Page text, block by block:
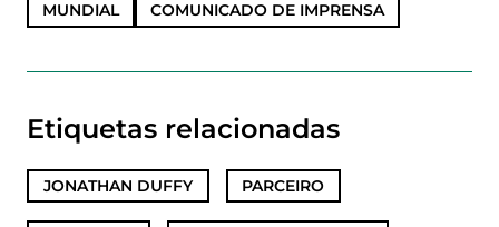
MUNDIAL COMUNICADO DE IMPRENSA
Etiquetas relacionadas
JONATHAN DUFFY PARCEIRO